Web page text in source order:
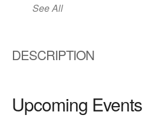
See All
DESCRIPTION
Upcoming Events